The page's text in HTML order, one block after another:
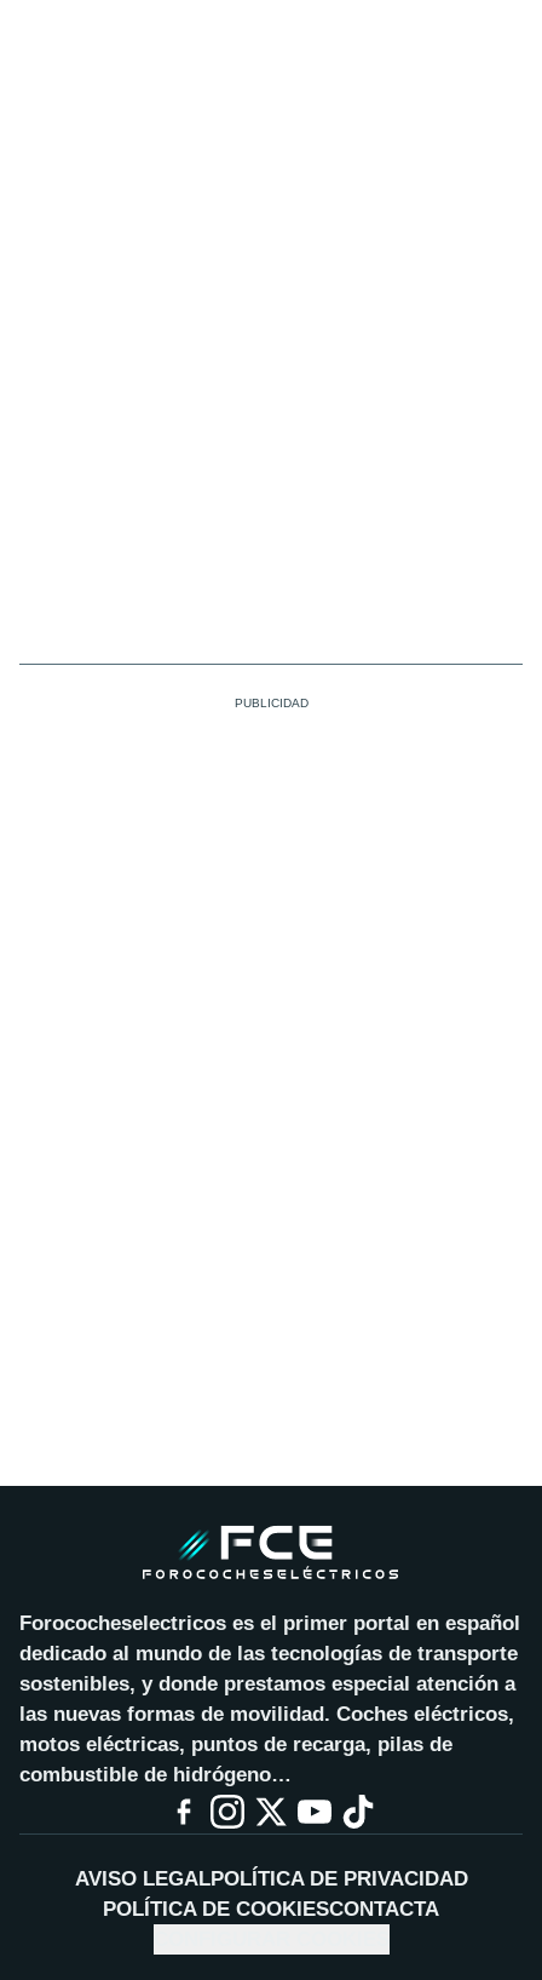
Forococheselectricos es el primer portal en español
dedicado al mundo de las tecnologías de transporte
sostenibles, y donde prestamos especial atención a
las nuevas formas de movilidad. Coches eléctricos,
motos eléctricas, puntos de recarga, pilas de
combustible de hidrógeno…
AVISO LEGALPOLÍTICA DE PRIVACIDAD
POLÍTICA DE COOKIESCONTACTA